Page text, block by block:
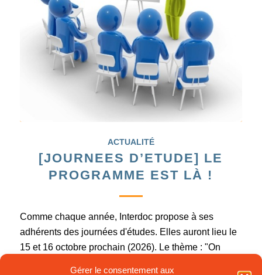
Gérer le consentement aux
ACTUALITÉ
[JOURNEES D’ETUDE] LE
PROGRAMME EST LÀ !
Comme chaque année, Interdoc propose à ses
adhérents des journées d'études. Elles auront lieu le
15 et 16 octobre prochain (2026). Le thème : "On